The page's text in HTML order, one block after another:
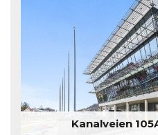
Kanalveien